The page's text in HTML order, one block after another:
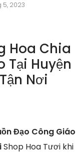
5, 2023
Hoa Chia
Tại Huyện
Nơi
Đạo Công Giáo
Shop Hoa Tươi khi